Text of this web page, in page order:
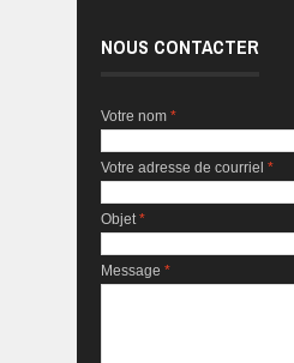
NOUS CONTACTER
Votre nom *
Votre adresse de courriel *
Objet*
Message *